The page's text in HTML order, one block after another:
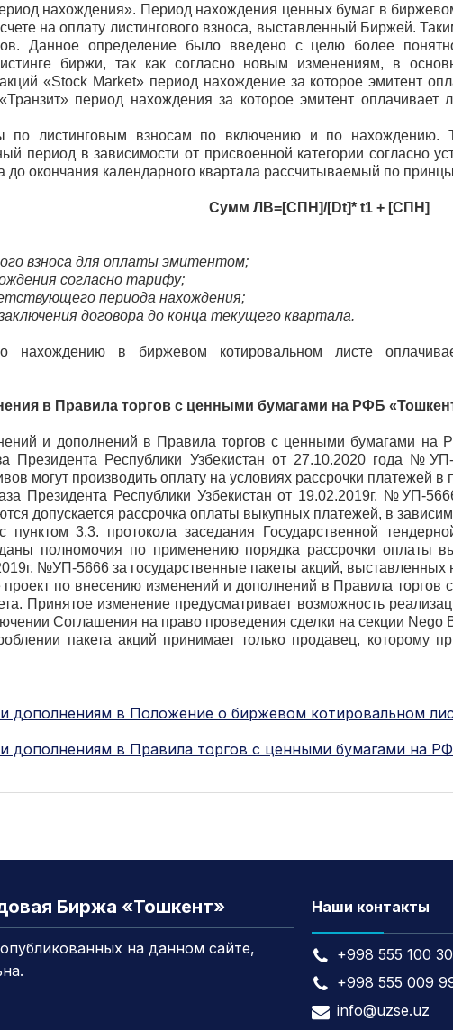
нахождения». Период нахождения ценных бумаг в
на оплату листингового взноса, выставленный Биржей.
Данное определение было введено с целю более
биржи, так как согласно новым изменениям, в
«Stock Market» период нахождение за которое эмитент
период нахождения за которое эмитент
по листинговым взносам по включению и по нахождению.
период в зависимости от присвоенной категории согласно
до окончания календарного квартала рассчитываемый по
Сумм ЛВ=[СПН]/[Dt]* t1 + [СПН]
взноса для оплаты эмитентом;
согласно тарифу;
периода нахождения;
договора до конца текущего квартала.
в биржевом котировальном листе
в Правила торгов с ценными бумагами на РФБ
и дополнений в Правила торгов с ценными бумагами
Президента Республики Узбекистан от 27.10.2020 года
могут производить оплату на условиях рассрочки платежей
Президента Республики Узбекистан от 19.02.2019г. №УП-
допускается рассрочка оплаты выкупных платежей, в
пунктом 3.3. протокола заседания Государственной
полномочия по применению порядка рассрочки оплаты
№УП-5666 за государственные пакеты акций,
по внесению изменений и дополнений в Правила
. Принятое изменение предусматривает возможность
Соглашения на право проведения сделки на секции Nego
пакета акций принимает только продавец, которому
дополнениям в Положение о биржевом котировальном
дополнениям в Правила торгов с ценными бумагами на
Биржа «Тошкент»
на данном сайте,
Наши контакты
+998 555 100
+998 555 009
info@uzse.uz